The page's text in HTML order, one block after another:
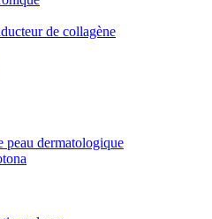
de collagène
peau dermatologique